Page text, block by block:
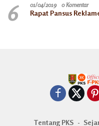
6 01/04/2019 0 Komentar
Rapat Pansus
Tentang PKS